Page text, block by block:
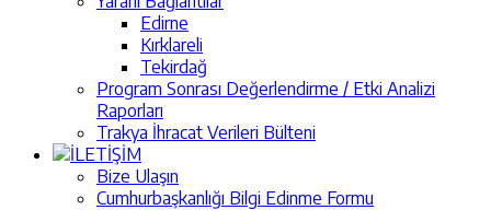
Edirne
Kırklareli
Tekirdağ
Program Sonrası Değerlendirme / Etki Analizi
Raporları
Trakya İhracat Verileri Bülteni
İLETİŞİM
Bize Ulaşın
Cumhurbaşkanlığı Bilgi Edinme Formu